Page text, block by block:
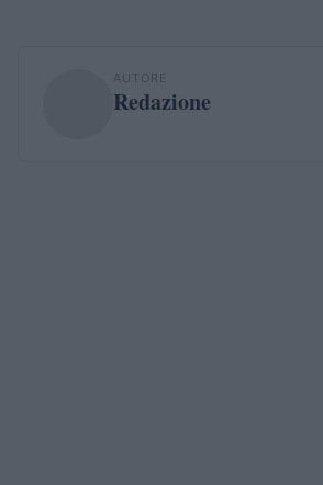
AUTORE
Redazione